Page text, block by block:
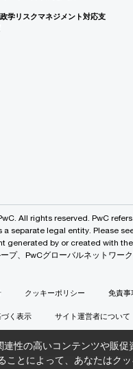
性の高いコンテンツや販
とによって、あなたはク
学リスクマネジメント対応支
All rights reserved. PwC
a separate legal entity. Please
generated by or created with the
プ、PwCグローバルネットワー
クッキーポリシー 免責事
く表示 サイト運営者について